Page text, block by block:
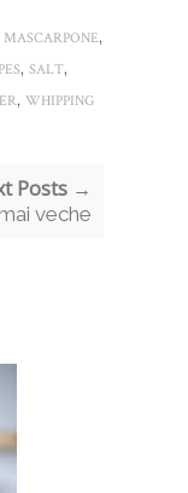
MASCARPONE,
, SALT,
, WHIPPING
Posts →
veche